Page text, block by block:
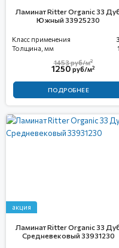
Ламинат Ritter Organic 33
Южный 33925230
Класс применения
Толщина, мм
1250руб/м2
1453руб/м2
ПОДРОБНЕЕ
акция
Ламинат Ritter Organic 33
Средневековый 33931230